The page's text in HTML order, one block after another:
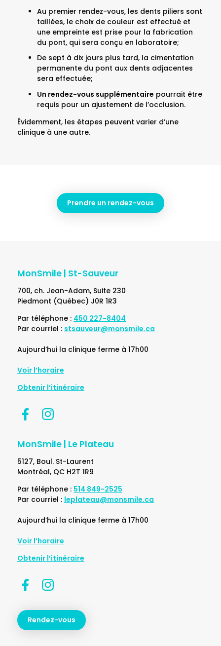
Au premier rendez-vous, les dents piliers sont
taillées, le choix de couleur est effectué et
une empreinte est prise pour la fabrication
du pont, qui sera conçu en laboratoire;
De sept à dix jours plus tard, la cimentation
permanente du pont aux dents adjacentes
sera effectuée;
Un rendez-vous supplémentaire pourrait être
requis pour un ajustement de l’occlusion.
Évidemment, les étapes peuvent varier d’une
clinique à une autre.
Prendre un rendez-vous
MonSmile | St-Sauveur
700, ch. Jean-Adam, Suite 230
Piedmont (Québec) J0R 1R3
Par téléphone : 450 227-8404
Par courriel : stsauveur@monsmile.ca
Aujourd’hui la clinique ferme à 17h00
Voir l’horaire
Obtenir l’itinéraire
MonSmile | Le Plateau
5127, Boul. St-Laurent
Montréal, QC H2T 1R9
Par téléphone : 514 849-2525
Par courriel : leplateau@monsmile.ca
Aujourd’hui la clinique ferme à 17h00
Voir l’horaire
Obtenir l’itinéraire
Rendez-vous